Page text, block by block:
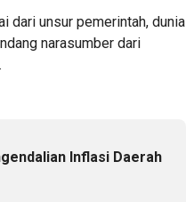
dari unsur pemerintah, dunia
narasumber dari
Inflasi Daerah